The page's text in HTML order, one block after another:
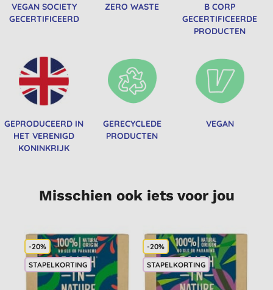
VEGAN SOCIETY
GECERTIFICEERD
ZERO WASTE
B CORP
GECERTIFICEERDE
PRODUCTEN
GEPRODUCEERD IN
HET VERENIGD
KONINKRIJK
GERECYCLEDE
PRODUCTEN
VEGAN
Misschien ook iets voor jou
-20%
STAPELKORTING
-20%
STAPELKORTING